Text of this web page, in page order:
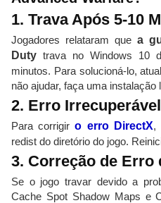
1. Trava Após 5-10
Jogadores relataram que a
Duty trava no Windows 10
minutos. Para solucioná-lo,
não ajudar, faça uma instalação
2. Erro
Para corrigiro erro DirectX,
redist do diretório do jogo.
3. Correção de Erro
Se o jogo travar devido a
Cache Spot Shadow Maps e